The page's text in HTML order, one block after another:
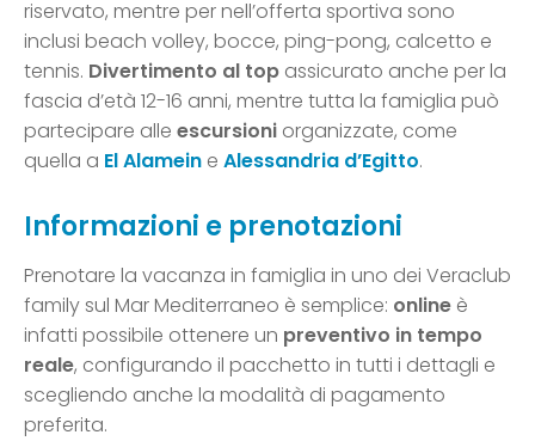
riservato, mentre per nell’offerta sportiva sono
inclusi beach volley, bocce, ping-pong, calcetto e
tennis. Divertimento al top assicurato anche per la
fascia d’età 12-16 anni, mentre tutta la famiglia può
partecipare alle escursioni organizzate, come
quella a El Alamein e Alessandria d’Egitto.
Informazioni e prenotazioni
Prenotare la vacanza in famiglia in uno dei Veraclub
family sul Mar Mediterraneo è semplice: online è
infatti possibile ottenere un preventivo in tempo
reale, configurando il pacchetto in tutti i dettagli e
scegliendo anche la modalità di pagamento
preferita.